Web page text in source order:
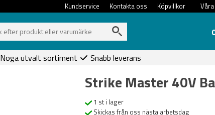
Köpvillkor
Kontakta oss
Kundservice
Noga utvalt sortiment Snabb leverans
Strike Master 40V
1 st i lager
Skickas från oss nästa arbetsdag